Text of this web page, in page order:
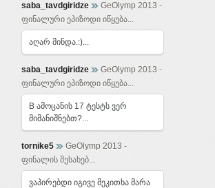
saba_tavdgiridze
GeOlymp 2013 -
ფინალური ეპიზოდი იწყება...
აღარ მინდა.:)...
saba_tavdgiridze
GeOlymp 2013 -
ფინალური ეპიზოდი იწყება...
B ამოცანის 17 ტესტს ვერ
მიმანიშნებთ?...
tornike5
GeOlymp 2013 -
ფინალის შესახებ...
ვაპირებდი იგივე მეკითხა მარა